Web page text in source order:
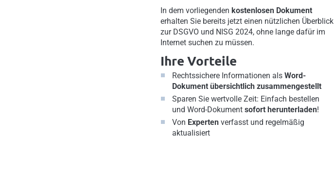
In dem vorliegenden kostenlosen Dokument
erhalten Sie bereits jetzt einen nützlichen Überblick
zur DSGVO und NISG 2024, ohne lange dafür im
Internet suchen zu müssen.
Ihre Vorteile
Rechtssichere Informationen als Word-
Dokument übersichtlich zusammengestellt
Sparen Sie wertvolle Zeit: Einfach bestellen
und Word-Dokumentsofort herunterladen!
Von Expertenverfasst und regelmäßig
aktualisiert